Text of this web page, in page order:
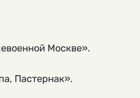
Москве».
Пастернак».